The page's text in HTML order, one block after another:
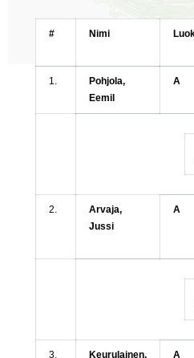
# Nimi
1.
Pohjola,
Eemil
A
2.
Arvaja,
Jussi
A
3.
Keurulainen,
A